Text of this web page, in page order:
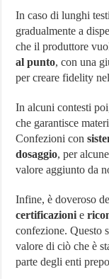
In caso di lunghi
gradualmente a
che il produttore
al punto, con una
per creare fidelity
In alcuni contesti
che garantisce
Confezioni con
dosaggio, per
valore aggiunto da
Infine, è doveroso
certificazioni e
confezione. Questo
valore di ciò che è
parte degli enti